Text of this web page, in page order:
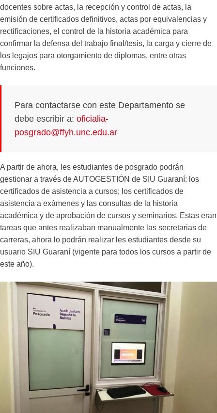
docentes sobre actas, la recepción y control de actas, la
emisión de certificados definitivos, actas por equivalencias y
rectificaciones, el control de la historia académica para
confirmar la defensa del trabajo final/tesis, la carga y cierre de
los legajos para otorgamiento de diplomas, entre otras
funciones.
Para contactarse con este Departamento se
debe escribir a: oficialia-
posgrado@ffyh.unc.edu.ar
A partir de ahora, les estudiantes de posgrado podrán
gestionar a través de AUTOGESTIÓN de SIU Guaraní: los
certificados de asistencia a cursos; los certificados de
asistencia a exámenes y las consultas de la historia
académica y de aprobación de cursos y seminarios. Estas eran
tareas que antes realizaban manualmente las secretarias de
carreras, ahora lo podrán realizar les estudiantes desde su
usuario SIU Guaraní (vigente para todos los cursos a partir de
este año).